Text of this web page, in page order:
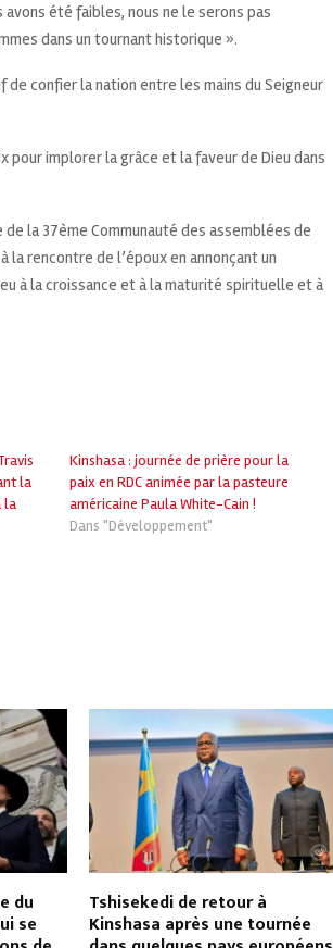
avons été faibles, nous ne le serons pas
dans un tournant historique ».
de confier la nation entre les mains du Seigneur
implorer la grâce et la faveur de Dieu dans
la 37ème Communauté des assemblées de
la rencontre de l’époux en annonçant un
à la croissance et à la maturité spirituelle et à
la
la
Kinshasa : journée de prière pour la
paix en RDC animée par la pasteure
américaine Paula White-Cain !
Dans "Développement"
du
se
Tshisekedi de retour à
Kinshasa après une tournée